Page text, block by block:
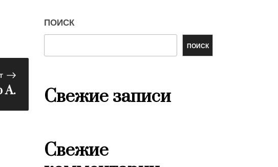
А.
ПОИСК
ПОИСК
Свежие записи
Свежие